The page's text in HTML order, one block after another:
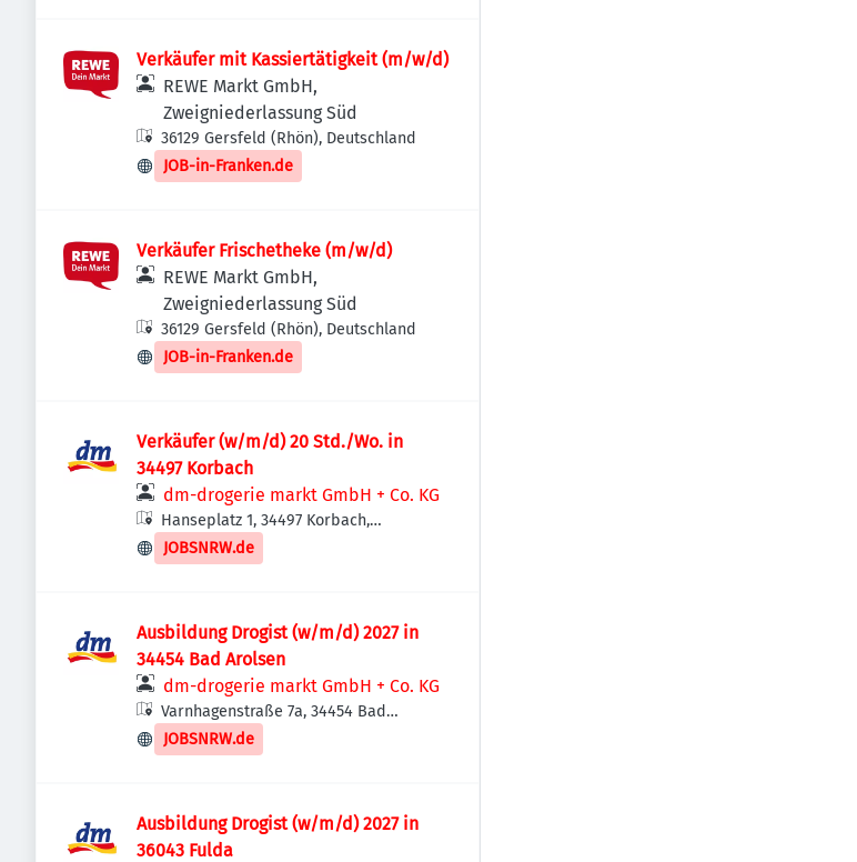
Verkäufer mit Kassiertätigkeit (m/w/d)
REWE Markt GmbH,
Zweigniederlassung Süd
36129 Gersfeld (Rhön), Deutschland
JOB-in-Franken.de
Verkäufer Frischetheke (m/w/d)
REWE Markt GmbH,
Zweigniederlassung Süd
36129 Gersfeld (Rhön), Deutschland
JOB-in-Franken.de
Verkäufer (w/m/d) 20 Std./Wo. in
34497 Korbach
dm-drogerie markt GmbH + Co. KG
Hanseplatz 1, 34497 Korbach,
Deutschland
JOBSNRW.de
Ausbildung Drogist (w/m/d) 2027 in
34454 Bad Arolsen
dm-drogerie markt GmbH + Co. KG
Varnhagenstraße 7a, 34454 Bad
Arolsen, Deutschland
JOBSNRW.de
Ausbildung Drogist (w/m/d) 2027 in
36043 Fulda